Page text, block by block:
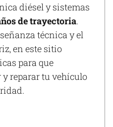
diésel y sistemas
de trayectoria.
técnica y el
en este sitio
para que
reparar tu vehículo